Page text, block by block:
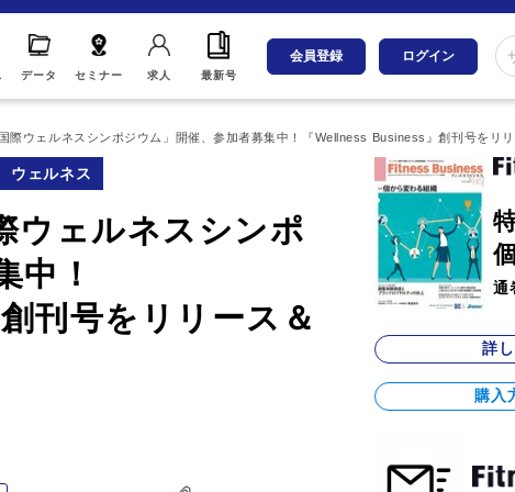
データ セミナー 求人 最新号
会員登録 ログイン
際ウェルネスシンポジウム」開催、参加者募集中！『Wellness Business』創刊号をリリ
ウェルネス
ウェルネスシンポ
中！
刊号をリリース＆
通
詳
購入